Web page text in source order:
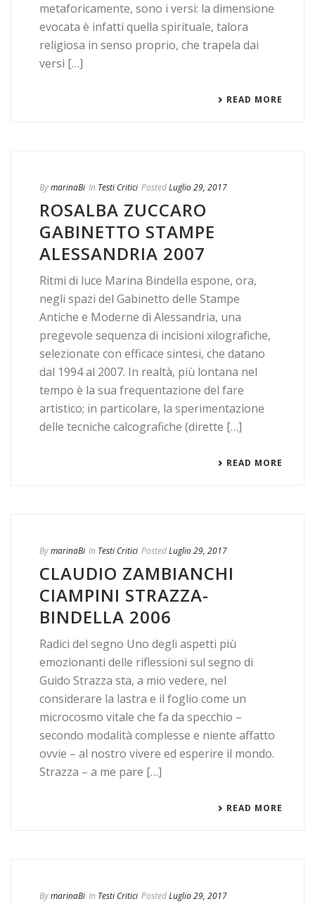
metaforicamente, sono i versi: la dimensione
evocata è infatti quella spirituale, talora
religiosa in senso proprio, che trapela dai
versi […]
READ MORE
BymarinaBi In Testi Critici PostedLuglio 29, 2017
ROSALBA ZUCCARO
GABINETTO STAMPE
ALESSANDRIA 2007
Ritmi di luce Marina Bindella espone, ora,
negli spazi del Gabinetto delle Stampe
Antiche e Moderne di Alessandria, una
pregevole sequenza di incisioni xilografiche,
selezionate con efficace sintesi, che datano
dal 1994 al 2007. In realtà, più lontana nel
tempo è la sua frequentazione del fare
artistico; in particolare, la sperimentazione
delle tecniche calcografiche (dirette […]
READ MORE
BymarinaBi In Testi Critici PostedLuglio 29, 2017
CLAUDIO ZAMBIANCHI
CIAMPINI STRAZZA-
BINDELLA 2006
Radici del segno Uno degli aspetti più
emozionanti delle riflessioni sul segno di
Guido Strazza sta, a mio vedere, nel
considerare la lastra e il foglio come un
microcosmo vitale che fa da specchio –
secondo modalità complesse e niente affatto
ovvie – al nostro vivere ed esperire il mondo.
Strazza – a me pare […]
READ MORE
BymarinaBi In Testi Critici PostedLuglio 29, 2017